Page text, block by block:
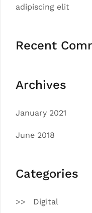
adipiscing elit
Recent
Archives
January 2021
June 2018
Categories
Digital